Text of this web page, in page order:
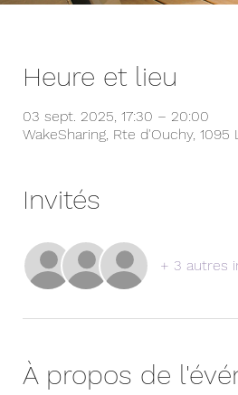
Heure et lieu
03 sept. 2025, 17:30 – 20:00
WakeSharing, Rte d'Ouchy, 1095
Invités
+ 3 autres
À propos de